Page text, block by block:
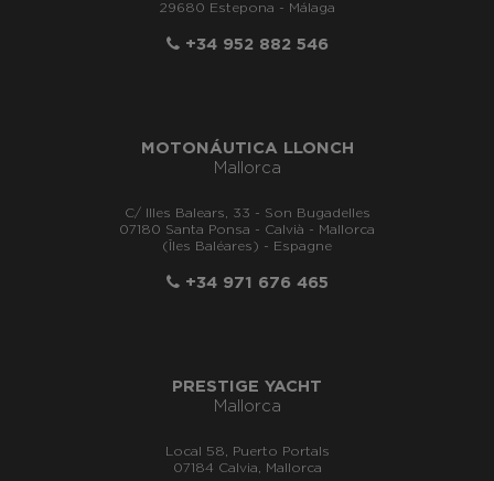
29680 Estepona - Málaga
+34 952 882 546
MOTONÁUTICA LLONCH
Mallorca
C/ Illes Balears, 33 - Son Bugadelles
07180 Santa Ponsa - Calvià - Mallorca
(Îles Baléares) - Espagne
+34 971 676 465
PRESTIGE YACHT
Mallorca
Local 58, Puerto Portals
07184 Calvia, Mallorca